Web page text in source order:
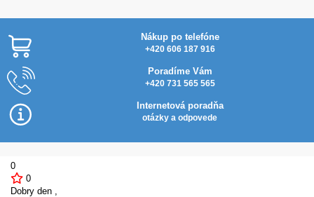
Nákup po telefóne
+420 606 187 916
Poradíme Vám
+420 731 565 565
Internetová poradňa
otázky a odpovede
0
0
Dobry den ,
AquaStop Cream® –
vedro 1 liter
€30,00